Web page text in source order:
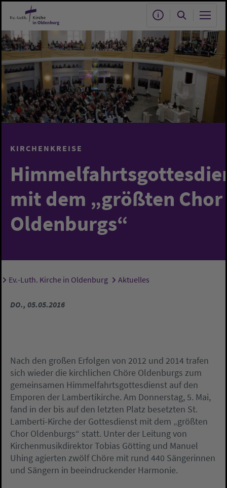
Zum Hauptinhalt springen
KIRCHENKREISE
mit dem „größten Chor
Oldenburgs“
Sie sind hier:
Ev.-Luth. Kirche in Oldenburg Aktuelles
DO., 05.05.2016
Nach den großen Erfolgen von 2012 und 2014 trafen
sich wieder die kirchlichen Chöre Oldenburgs zum
gemeinsamen Himmelfahrtsgottesdienst auf den
Emporen der Lambertikirche. Am Donnerstag, 5. Mai,
fand in der bis auf den letzten Platz besetzten St.
Lamberti-Kirche der Gottesdienst mit dem „größten
Chor Oldenburgs“ statt. Unter der Leitung von
Kirchenmusikdirektor Tobias Götting und Manuel
Uhing agierten zwölf Chöre mit rund 440 Sängerinnen
und Sängern in beeindruckender Harmonie.